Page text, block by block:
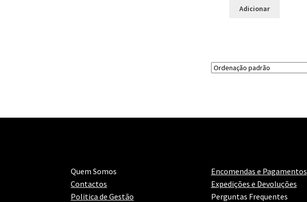
Adicionar
Quem Somos
Contactos
Politica de Gestão
Encomendas e Pagamentos
Expedições e Devoluções
Perguntas Frequentes